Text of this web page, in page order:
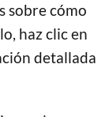
sobre cómo
haz clic en
detallada